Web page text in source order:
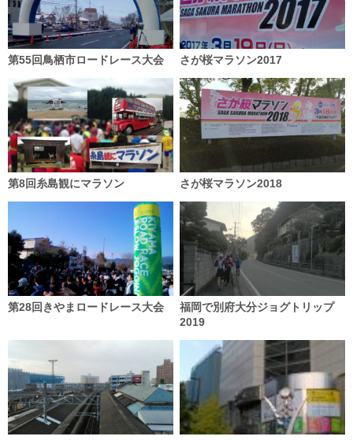
第55回鳥栖市ロードレース大会 さが桜マラソン2017
第8回糸島観にマラソン さが桜マラソン2018
第28回きやまロードレース大会
福岡で別府大分ジョグトリップ
2019